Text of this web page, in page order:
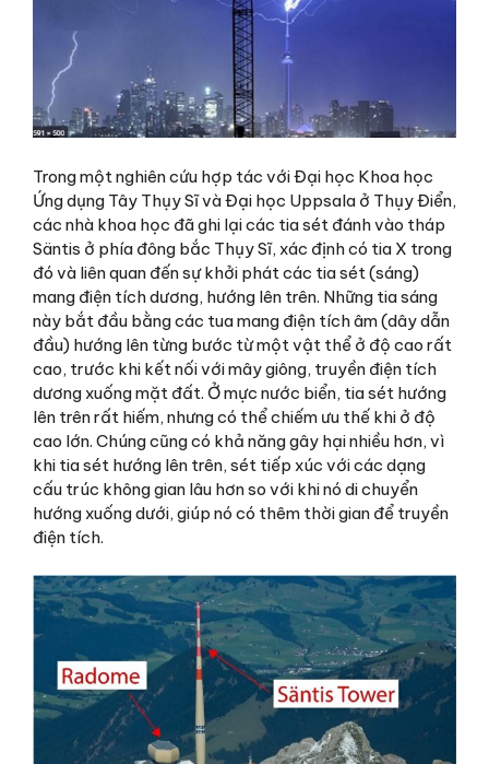
Trong một nghiên cứu hợp tác với Đại học Khoa học
Ứng dụng Tây Thụy Sĩ và Đại học Uppsala ở Thụy Điển,
các nhà khoa học đã ghi lại các tia sét đánh vào tháp
Säntis ở phía đông bắc Thụy Sĩ, xác định có tia X trong
đó và liên quan đến sự khởi phát các tia sét (sáng)
mang điện tích dương, hướng lên trên. Những tia sáng
này bắt đầu bằng các tua mang điện tích âm (dây dẫn
đầu) hướng lên từng bước từ một vật thể ở độ cao rất
cao, trước khi kết nối với mây giông, truyền điện tích
dương xuống mặt đất. Ở mực nước biển, tia sét hướng
lên trên rất hiếm, nhưng có thể chiếm ưu thế khi ở độ
cao lớn. Chúng cũng có khả năng gây hại nhiều hơn, vì
khi tia sét hướng lên trên, sét tiếp xúc với các dạng
cấu trúc không gian lâu hơn so với khi nó di chuyển
hướng xuống dưới, giúp nó có thêm thời gian để truyền
điện tích.